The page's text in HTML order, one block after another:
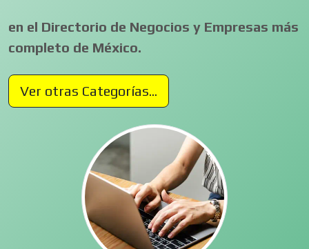
en el Directorio de Negocios y Empresas más
completo de México.
Ver otras Categorías...